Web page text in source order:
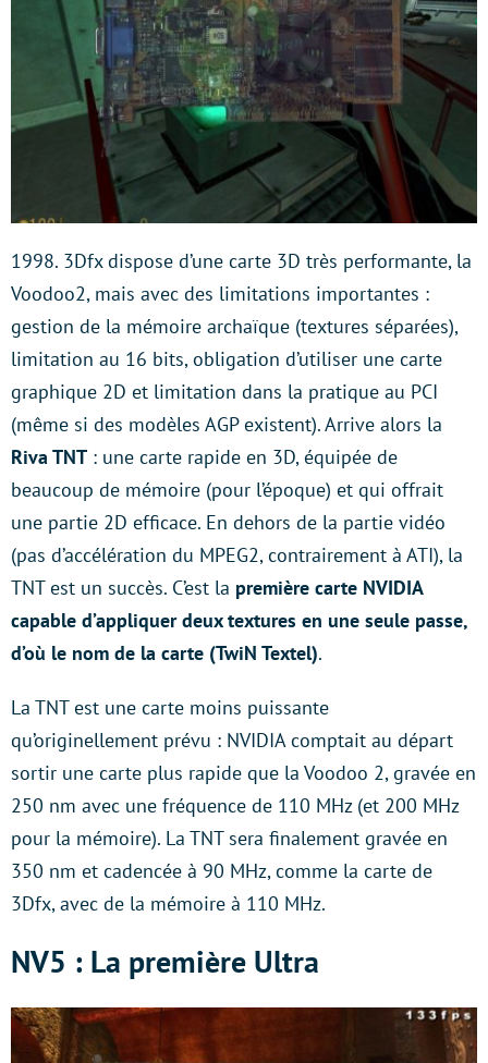
1998. 3Dfx dispose d’une carte 3D très performante, la
Voodoo2, mais avec des limitations importantes :
gestion de la mémoire archaïque (textures séparées),
limitation au 16 bits, obligation d’utiliser une carte
graphique 2D et limitation dans la pratique au PCI
(même si des modèles AGP existent). Arrive alors la
Riva TNT : une carte rapide en 3D, équipée de
beaucoup de mémoire (pour l’époque) et qui offrait
une partie 2D efficace. En dehors de la partie vidéo
(pas d’accélération du MPEG2, contrairement à ATI), la
TNT est un succès. C’est la première carte NVIDIA
capable d’appliquer deux textures en une seule passe,
d’où le nom de la carte (TwiN Textel).
La TNT est une carte moins puissante
qu’originellement prévu : NVIDIA comptait au départ
sortir une carte plus rapide que la Voodoo 2, gravée en
250 nm avec une fréquence de 110 MHz (et 200 MHz
pour la mémoire). La TNT sera finalement gravée en
350 nm et cadencée à 90 MHz, comme la carte de
3Dfx, avec de la mémoire à 110 MHz.
NV5 : La première Ultra